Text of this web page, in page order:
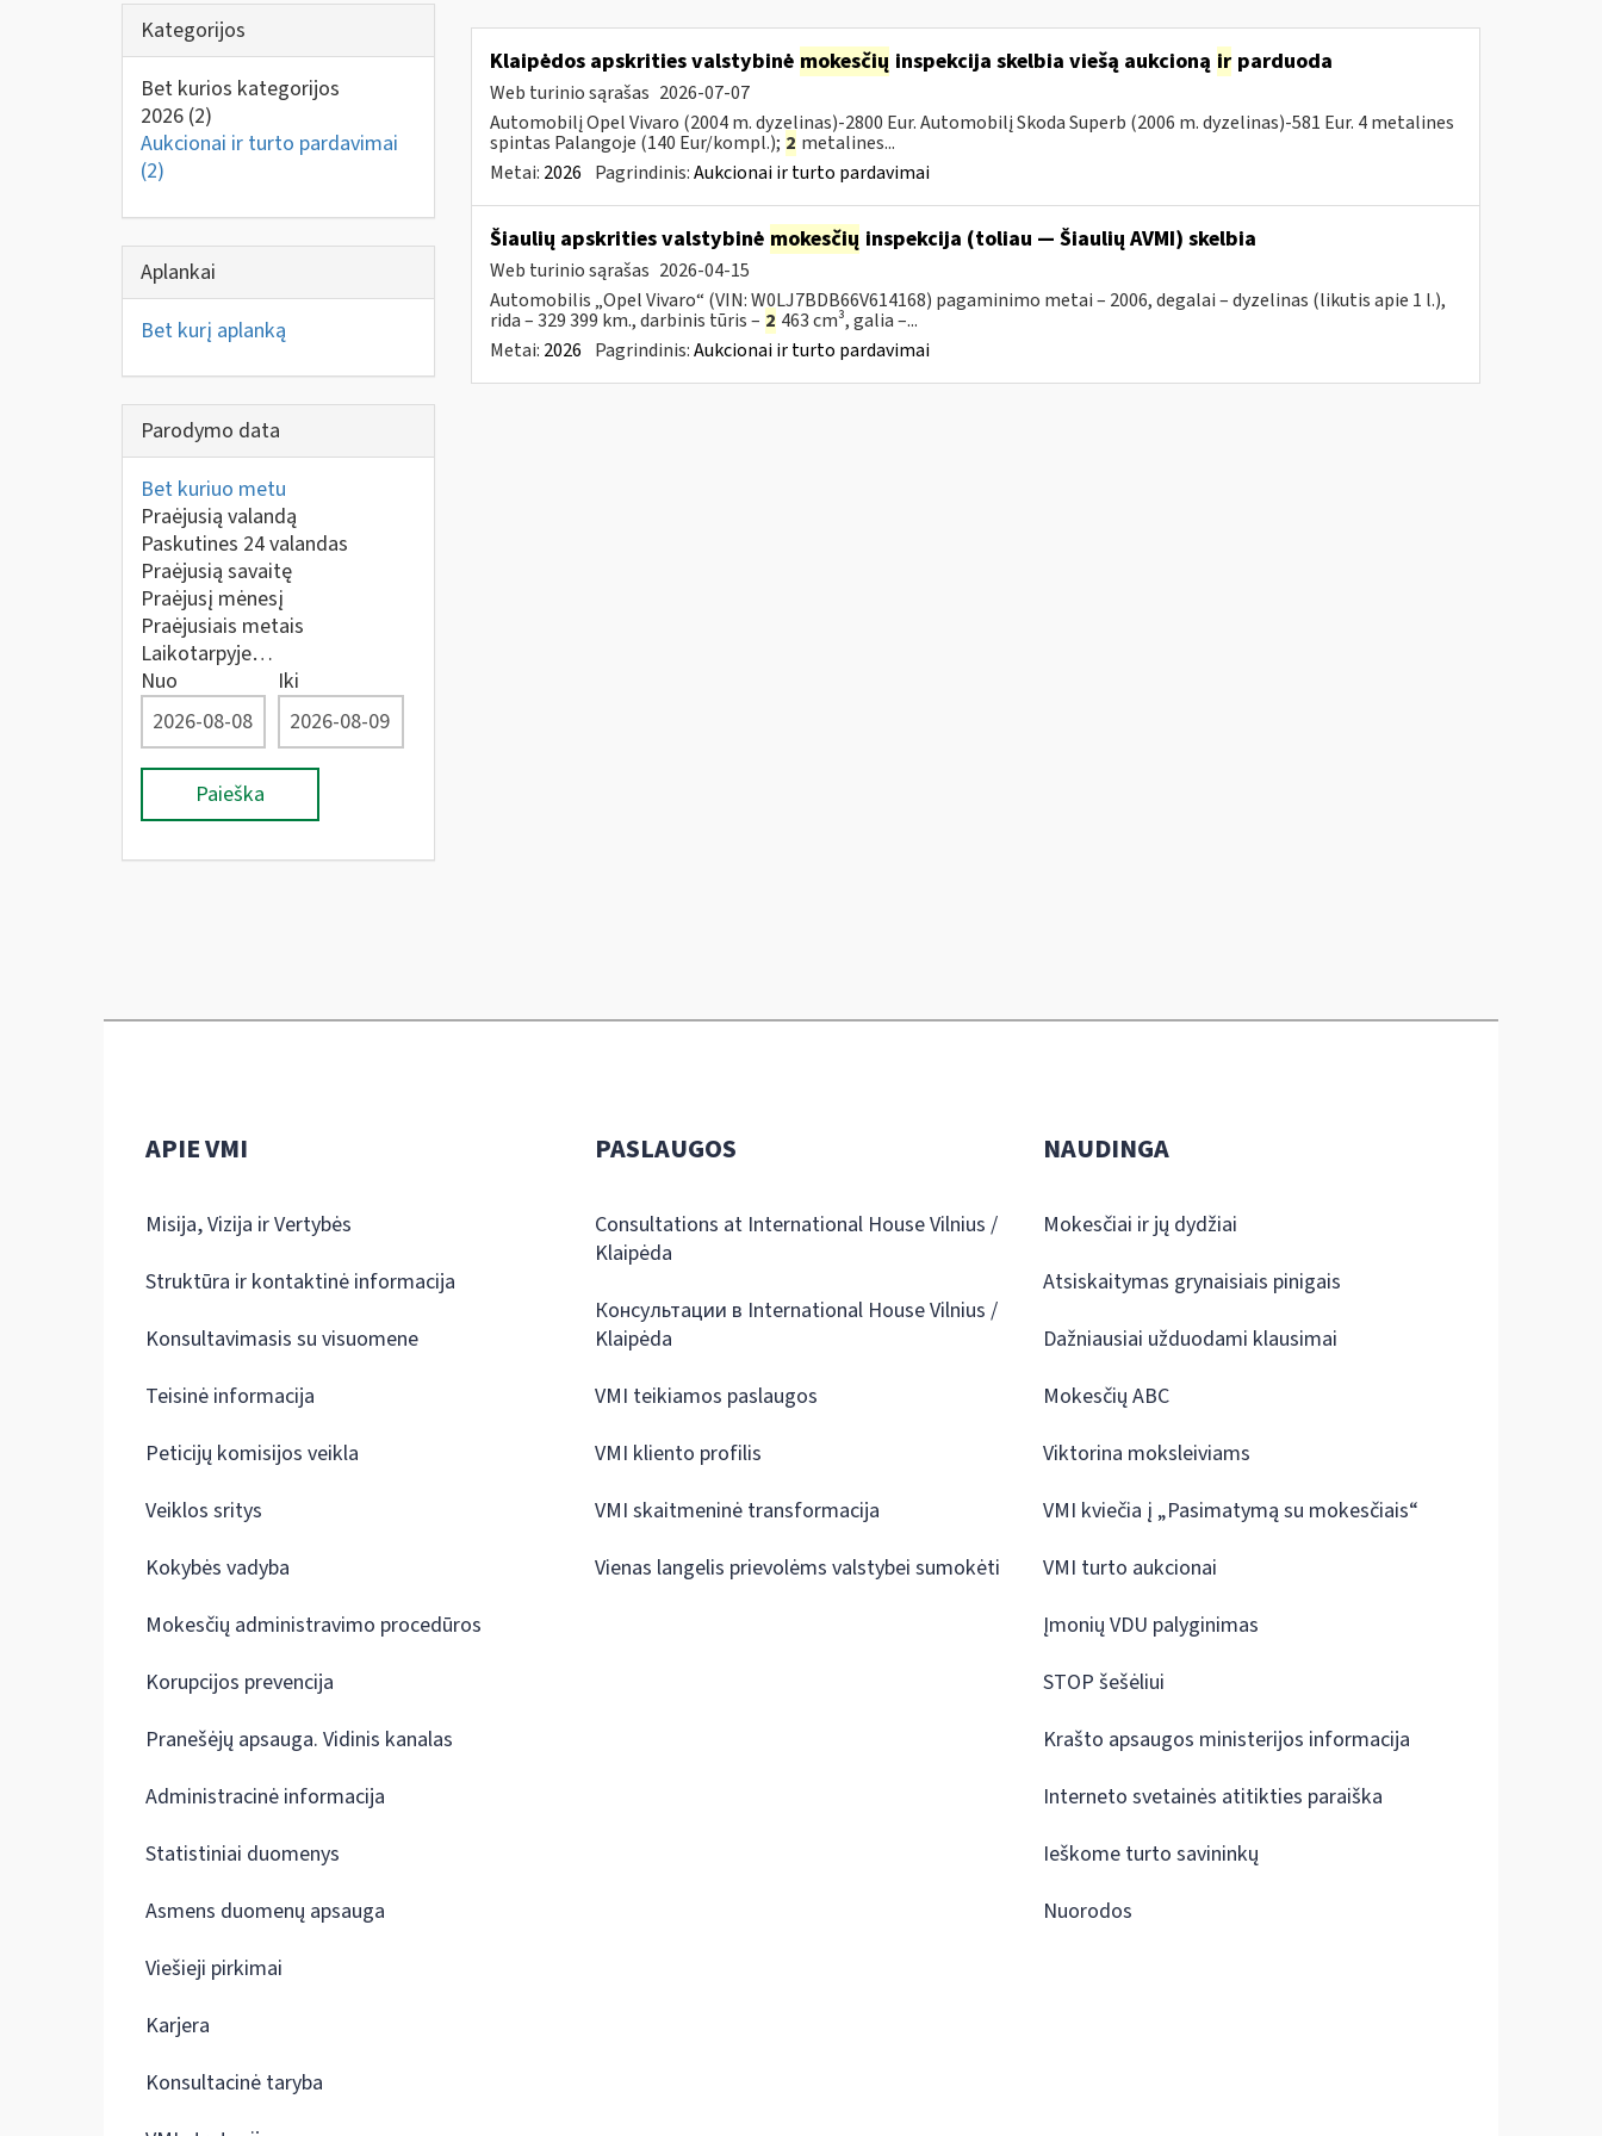
Kategorijos
Bet kurios kategorijos
2026 (2)
Aukcionai ir turto pardavimai
(2)
Aplankai
Bet kurį aplanką
Parodymo data
Bet kuriuo metu
Praėjusią valandą
Paskutines 24 valandas
Praėjusią savaitę
Praėjusį mėnesį
Praėjusiais metais
Laikotarpyje…
Nuo
Iki
Paieška
Klaipėdos apskrities valstybinė mokesčių inspekcija skelbia viešą aukcioną irparduoda
Web turinio sąrašas 2026-07-07
Automobilį Opel Vivaro (2004 m. dyzelinas)-2800 Eur. Automobilį Skoda Superb (2006 m. dyzelinas)-581 Eur. 4 metalines
spintas Palangoje (140 Eur/kompl.); 2 metalines...
Metai: 2026 Pagrindinis:Aukcionai ir turto pardavimai
Šiaulių apskrities valstybinė mokesčių inspekcija (toliau — Šiaulių AVMI) skelbia
Web turinio sąrašas 2026-04-15
Automobilis „Opel Vivaro“ (VIN: W0LJ7BDB66V614168) pagaminimo metai – 2006, degalai – dyzelinas (likutis apie 1 l.),
rida – 329 399 km., darbinis tūris – 2 463 cm³, galia –...
Metai: 2026 Pagrindinis:Aukcionai ir turto pardavimai
APIE VMI
Misija, Vizija ir Vertybės
Struktūra ir kontaktinė informacija
Konsultavimasis su visuomene
Teisinė informacija
Peticijų komisijos veikla
Veiklos sritys
Kokybės vadyba
Mokesčių administravimo procedūros
Korupcijos prevencija
Pranešėjų apsauga. Vidinis kanalas
Administracinė informacija
Statistiniai duomenys
Asmens duomenų apsauga
Viešieji pirkimai
Karjera
Konsultacinė taryba
PASLAUGOS
Consultations at International House Vilnius /
Klaipėda
Консультации в International House Vilnius /
Klaipėda
VMI teikiamos paslaugos
VMI kliento profilis
VMI skaitmeninė transformacija
Vienas langelis prievolėms valstybei sumokėti
NAUDINGA
Mokesčiai ir jų dydžiai
Atsiskaitymas grynaisiais pinigais
Dažniausiai užduodami klausimai
Mokesčių ABC
Viktorina moksleiviams
VMI kviečia į „Pasimatymą su mokesčiais“
VMI turto aukcionai
Įmonių VDU palyginimas
STOP šešėliui
Krašto apsaugos ministerijos informacija
Interneto svetainės atitikties paraiška
Ieškome turto savininkų
Nuorodos